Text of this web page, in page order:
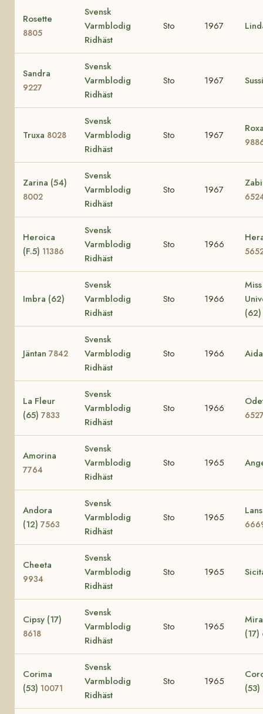
Rosette
8805
Svensk
Varmblodig
Ridhäst
Sto 1967
Sandra
9227
Svensk
Varmblodig
Ridhäst
Sto 1967
Truxa 8028
Svensk
Varmblodig
Ridhäst
Sto 1967
Zarina (54)
8002
Svensk
Varmblodig
Ridhäst
Sto 1967
Heroica
(F.5) 11386
Svensk
Varmblodig
Ridhäst
Sto 1966
Imbra (62)
Svensk
Varmblodig
Ridhäst
Sto 1966
Miss
(62)
Jäntan 7842
Svensk
Varmblodig
Ridhäst
Sto 1966
La Fleur
(65) 7833
Svensk
Varmblodig
Ridhäst
Sto 1966
Amorina
7764
Svensk
Varmblodig
Ridhäst
Sto 1965
Andora
(12) 7563
Svensk
Varmblodig
Ridhäst
Sto 1965
Cheeta
9934
Svensk
Varmblodig
Ridhäst
Sto 1965
Cipsy (17)
8618
Svensk
Varmblodig
Ridhäst
Sto 1965
(17)
Corima
(53) 10071
Svensk
Varmblodig
Ridhäst
Sto 1965
(53)